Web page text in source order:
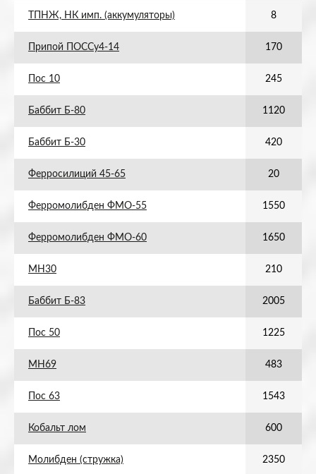
ТПНЖ, НК имп. (аккумуляторы) 8
Припой ПОССу4-14 170
Пос 10 245
Баббит Б-80 1120
Баббит Б-30 420
Ферросилиций 45-65 20
Ферромолибден ФМО-55 1550
Ферромолибден ФМО-60 1650
МН30 210
Баббит Б-83 2005
Пос 50 1225
МН69 483
Пос 63 1543
Кобальт лом 600
Молибден (стружка) 2350